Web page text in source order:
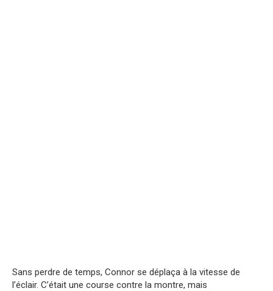
Sans perdre de temps, Connor se déplaça à la vitesse de
l’éclair. C’était une course contre la montre, mais